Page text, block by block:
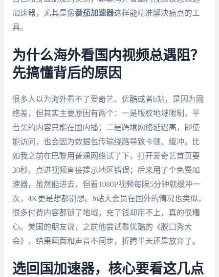
加速器，尤其是像番茄加速器这样能精准解决痛点的工
具。
为什么海外看国内视频总遇阻？
先搞懂背后的原因
很多人以为海外看不了爱奇艺、优酷或者b站，是因为网
络差，但其实主要原因有两个：一是版权地域限制，平
台买的内容只能在国内播；二是跨境网络延迟高，即使
能访问，也会因为数据包传输绕路导致卡顿、缓冲。比
如我之前在巴黎用普通网络试了下，打开爱奇艺首页要
30秒，点进视频直接提示地区错误；后来用了个免费加
速器，虽然能进去，但看1080P视频每隔5分钟就缓冲一
次，4K更是想都别想。b站大会员在国外的情况也类似，
很多付费内容都锁了地域，充了钱却用不上，真的很糟
心。美国的朋友说，之前他尝试看优酷的《脱口秀大
会》，结果画面和声音不同步，折腾半天还是放弃了。
选回国加速器，核心要看这几点